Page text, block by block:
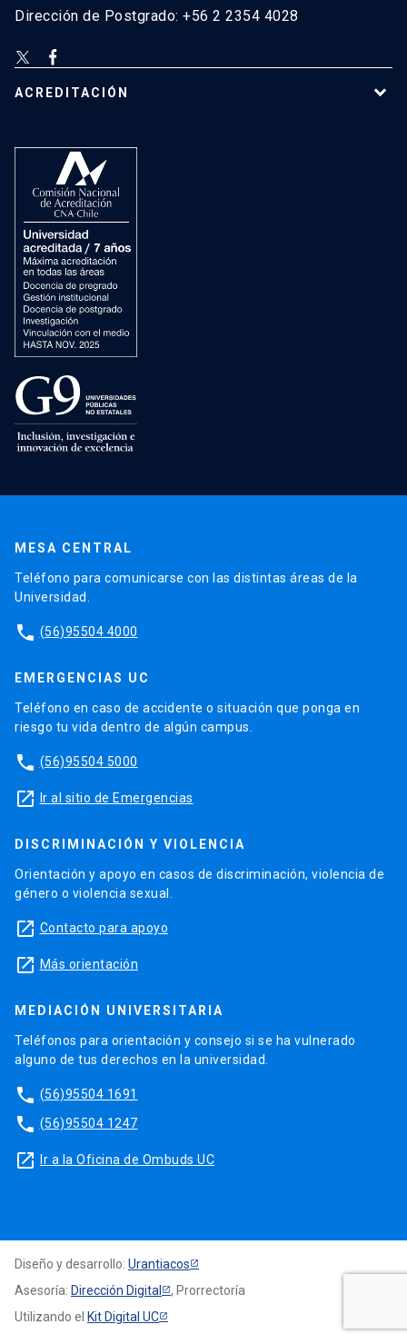
Dirección de Postgrado: +56 2 2354 4028
ACREDITACIÓN
MESA CENTRAL
Teléfono para comunicarse con las distintas áreas de la
Universidad.
phone (56)95504 4000
EMERGENCIAS UC
Teléfono en caso de accidente o situación que ponga en
riesgo tu vida dentro de algún campus.
phone (56)95504 5000
launch Ir al sitio de Emergencias
DISCRIMINACIÓN Y VIOLENCIA
Orientación y apoyo en casos de discriminación, violencia de
género o violencia sexual.
launch Contacto para apoyo
launch Más orientación
MEDIACIÓN UNIVERSITARIA
Teléfonos para orientación y consejo si se ha vulnerado
alguno de tus derechos en la universidad.
phone (56)95504 1691
phone (56)95504 1247
launch Ir a la Oficina de Ombuds UC
Diseño y desarrollo: Urantiacos
Asesoría: Dirección Digital
, Prorrectoría
Utilizando el Kit Digital UC